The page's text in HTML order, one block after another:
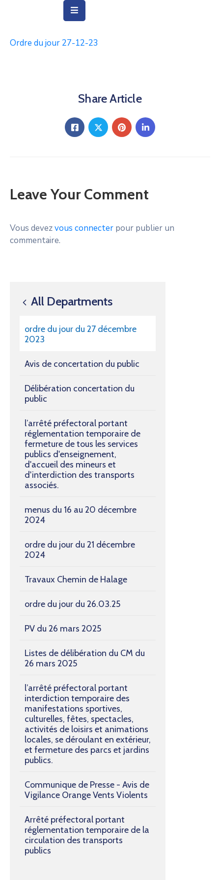
Vie
&
Culture
All Departments
ordre du jour du 27 décembre
2023
Avis de concertation du public
Délibération concertation du
public
l’arrêté préfectoral portant
réglementation temporaire de
fermeture de tous les services
publics d'enseignement,
d'accueil des mineurs et
d'interdiction des transports
associés.
menus du 16 au 20 décembre
2024
ordre du jour du 21 décembre
2024
Travaux Chemin de Halage
ordre du jour du 26.03.25
PV du 26 mars 2025
Listes de délibération du CM du
26 mars 2025
l’arrêté préfectoral portant
interdiction temporaire des
manifestations sportives,
culturelles, fêtes, spectacles,
activités de loisirs et animations
locales, se déroulant en extérieur,
et fermeture des parcs et jardins
publics.
Communique de Presse - Avis de
Vigilance Orange Vents Violents
Arrêté préfectoral portant
réglementation temporaire de la
circulation des transports
publics
Ordre du jour 27-12-23
Share Article
Leave Your Comment
Vous devezvous connecter pour publier un
commentaire.